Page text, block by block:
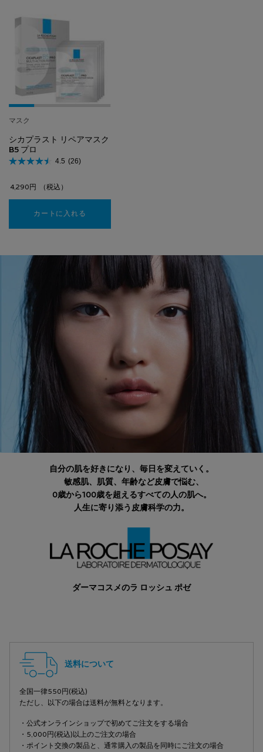
マスク
シカプラスト リペアマスク
B5 プロ
4.5 (26)
4,290円 （税込）
カートに入れる
自分の肌を好きになり、毎日を変えていく。
敏感肌、肌質、年齢など皮膚で悩む、
0歳から100歳を超えるすべての人の肌へ。
人生に寄り添う皮膚科学の力。
ダーマコスメのラ ロッシュ ポゼ
送料について
全国一律550円(税込)
ただし、以下の場合は送料が無料となります。
・公式オンラインショップで初めてご注文をする場合
・5,000円(税込)以上のご注文の場合
・ポイント交換の製品と、通常購入の製品を同時にご注文の場合